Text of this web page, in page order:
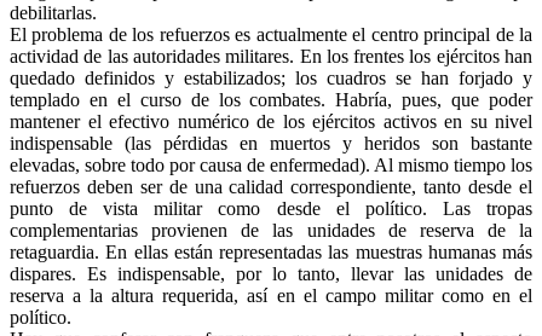
debilitarlas.
El problema de los refuerzos es actualmente el centro principal de la
actividad de las autoridades militares. En los frentes los ejércitos han
quedado definidos y estabilizados; los cuadros se han forjado y
templado en el curso de los combates. Habría, pues, que poder
mantener el efectivo numérico de los ejércitos activos en su nivel
indispensable (las pérdidas en muertos y heridos son bastante
elevadas, sobre todo por causa de enfermedad). Al mismo tiempo los
refuerzos deben ser de una calidad correspondiente, tanto desde el
punto de vista militar como desde el político. Las tropas
complementarias provienen de las unidades de reserva de la
retaguardia. En ellas están representadas las muestras humanas más
dispares. Es indispensable, por lo tanto, llevar las unidades de
reserva a la altura requerida, así en el campo militar como en el
político.